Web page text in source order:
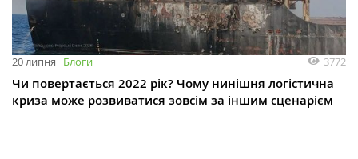
20 липня Блоги 3772
Чи повертається 2022 рік? Чому нинішня логістична
криза може розвиватися зовсім за іншим сценарієм